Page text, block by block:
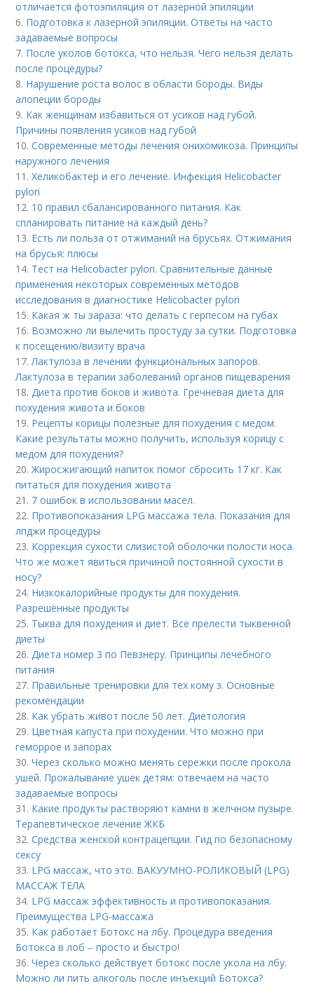
отличается фотоэпиляция от лазерной эпиляции
6. Подготовка к лазерной эпиляции. Ответы на часто
задаваемые вопросы
7. После уколов ботокса, что нельзя. Чего нельзя делать
после процедуры?
8. Нарушение роста волос в области бороды. Виды
алопеции бороды
9. Как женщинам избавиться от усиков над губой.
Причины появления усиков над губой
10.Современные методы лечения онихомикоза. Принципы
наружного лечения
11.Хеликобактер и его лечение. Инфекция Helicobacter
pylori
12. 10 правил сбалансированного питания. Как
спланировать питание на каждый день?
13. Есть ли польза от отжиманий на брусьях. Отжимания
на брусья: плюсы
14. Тест на Helicobacter pylori. Сравнительные данные
применения некоторых современных методов
исследования в диагностике Helicobacter pylori
15. Какая ж ты зараза: что делать с герпесом на губах
16. Возможно ли вылечить простуду за сутки. Подготовка
к посещению/визиту врача
17.Лактулоза в лечении функциональных запоров.
Лактулоза в терапии заболеваний органов пищеварения
18.Диета против боков и живота. Гречневая диета для
похудения живота и боков
19. Рецепты корицы полезные для похудения с медом.
Какие результаты можно получить, используя корицу с
медом для похудения?
20.Жиросжигающий напиток помог сбросить 17 кг. Как
питаться для похудения живота
21. 7 ошибок в использовании масел.
22. Противопоказания LPG массажа тела. Показания для
лпджи процедуры
23. Коррекция сухости слизистой оболочки полости носа.
Что же может явиться причиной постоянной сухости в
носу?
24. Низкокалорийные продукты для похудения.
Разрешённые продукты
25. Тыква для похудения и диет. Все прелести тыквенной
диеты
26.Диета номер 3 по Певзнеру. Принципы лечебного
питания
27. Правильные тренировки для тех кому з. Основные
рекомендации
28. Как убрать живот после 50 лет. Диетология
29. Цветная капуста при похудении. Что можно при
геморрое и запорах
30.Через сколько можно менять сережки после прокола
ушей. Прокалывание ушек детям: отвечаем на часто
задаваемые вопросы
31. Какие продукты растворяют камни в желчном пузыре.
Терапевтическое лечение ЖКБ
32.Средства женской контрацепции. Гид по безопасному
сексу
33. LPG массаж, что это. ВАКУУМНО-РОЛИКОВЫЙ (LPG)
МАССАЖ ТЕЛА
34. LPG массаж эффективность и противопоказания.
Преимущества LPG-массажа
35. Как работает Ботокс на лбу. Процедура введения
Ботокса в лоб – просто и быстро!
36.Через сколько действует ботокс после укола на лбу.
Можно ли пить алкоголь после инъекций Ботокса?